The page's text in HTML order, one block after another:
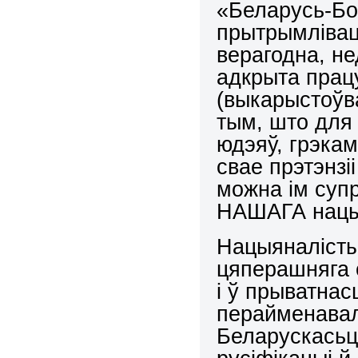
«Беларусь-
верагодна,
адкрыта
тым, што для
юдэяў,
свае
можна ім
НАШАГА
цяперашняга
і ў